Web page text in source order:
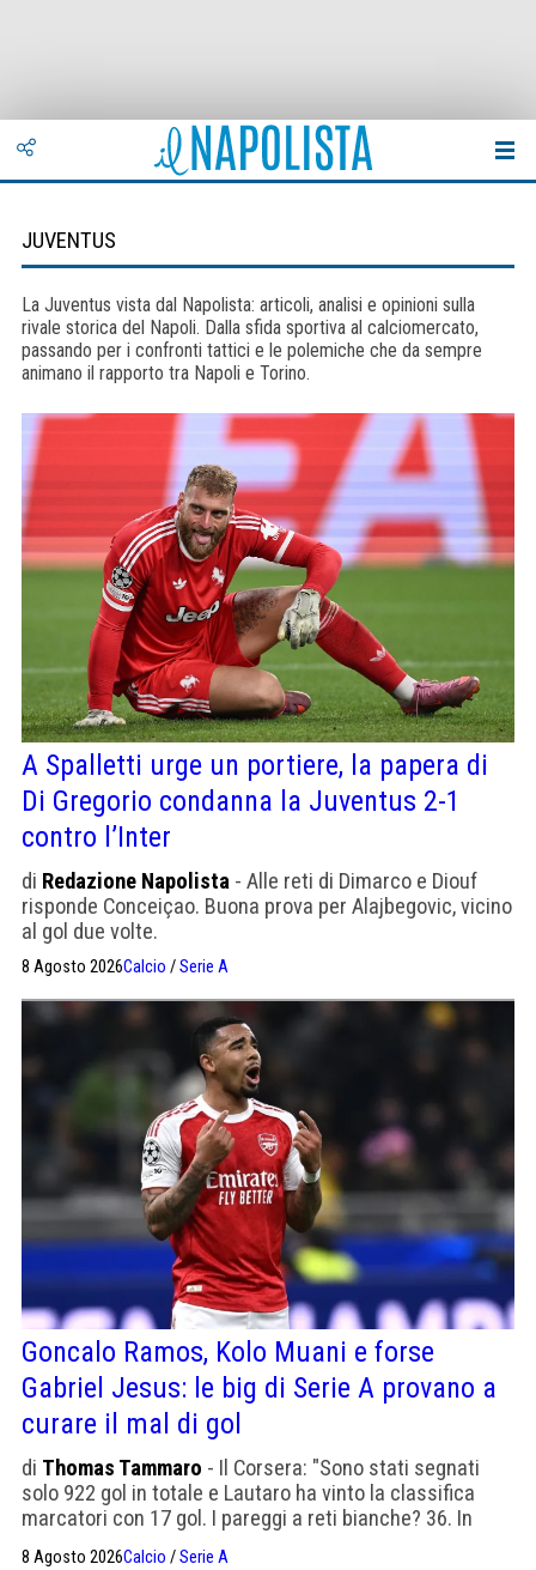
JUVENTUS
La Juventus vista dal Napolista: articoli, analisi e opinioni sulla
rivale storica del Napoli. Dalla sfida sportiva al calciomercato,
passando per i confronti tattici e le polemiche che da sempre
animano il rapporto tra Napoli e Torino.
A Spalletti urge un portiere, la papera di
Di Gregorio condanna la Juventus 2-1
contro l’Inter
di Redazione Napolista - Alle reti di Dimarco e Diouf
risponde Conceiçao. Buona prova per Alajbegovic, vicino
al gol due volte.
8 Agosto 2026Calcio /Serie A
Goncalo Ramos, Kolo Muani e forse
Gabriel Jesus: le big di Serie A provano a
curare il mal di gol
di Thomas Tammaro - Il Corsera: "Sono stati segnati
solo 922 gol in totale e Lautaro ha vinto la classifica
marcatori con 17 gol. I pareggi a reti bianche? 36. In
Italia gli investimenti sono tutti per i centravanti"
8 Agosto 2026Calcio /Serie A